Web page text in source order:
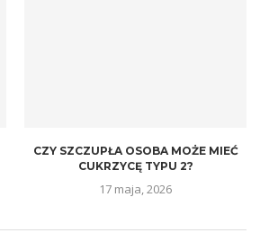
CZY SZCZUPŁA OSOBA MOŻE MIEĆ
CUKRZYCĘ TYPU 2?
17 maja, 2026